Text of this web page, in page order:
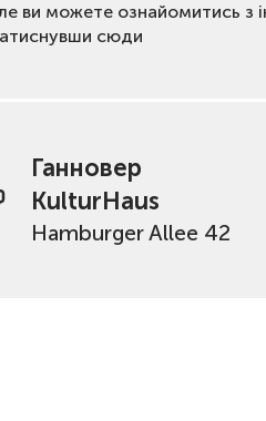
ви можете ознайомитись з
сюди
Ганновер
KulturHaus
Hamburger Allee 42